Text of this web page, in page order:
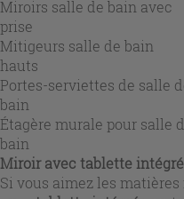
Miroirs salle de bain avec
prise
Mitigeurs salle de bain
hauts
Portes-serviettes de salle
bain
Étagère murale pour salle
bain
Miroir avec tablette
Si vous aimez les